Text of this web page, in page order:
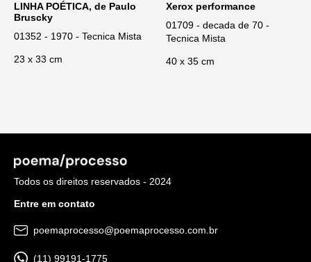
LINHA POÉTICA, de Paulo
Bruscky
01352 - 1970 - Tecnica Mista
23 x 33 cm
Xerox performance
01709 - decada de 70 -
Tecnica Mista
40 x 35 cm
Todos os direitos reservados - 2024
Entre em contato
poemaprocesso@poemaprocesso.com.br
(11) 99191-1775